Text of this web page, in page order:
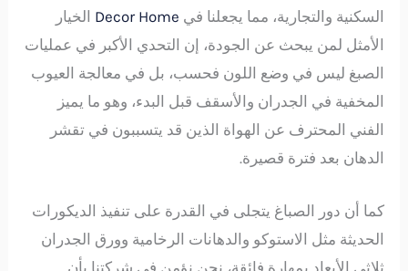
السكنية والتجارية، مما يجعلنا في Decor Home الخيار
الأمثل لمن يبحث عن الجودة، إن التحدي الأكبر في عمليات
الصبغ ليس في وضع اللون فحسب، بل في معالجة العيوب
المخفية في الجدران والأسقف قبل البدء، وهو ما يميز
الفني المحترف عن الهواة الذين قد يتسببون في تقشر
الدهان بعد فترة قصيرة.
كما أن دور الصباغ يتجلى في القدرة على تنفيذ الديكورات
الحديثة مثل الاستوكو والدهانات الرخامية وورق الجدران